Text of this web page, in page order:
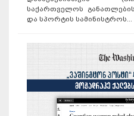
საქართველოს
და სპორტის სამინისტროს...